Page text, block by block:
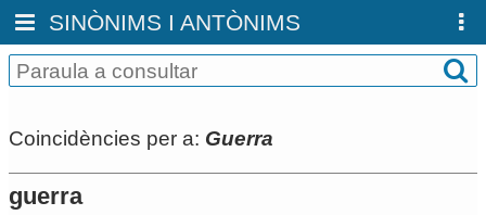
SINÒNIMS I ANTÒNIMS
Coincidències per a: Guerra
guerra